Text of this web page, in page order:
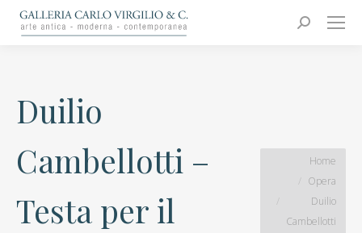
Search:
Carlo Virgilio & C.
Arte moderna e contemporanea
Duilio
Cambellotti –
Testa per il
You are here:
Home
Opera
Duilio
Cambellotti